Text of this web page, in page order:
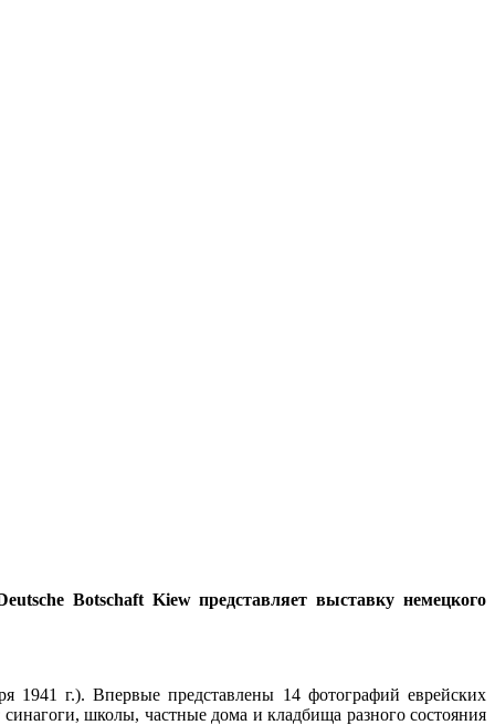
Botschaft Kiew представляет выставку немецкого
1941 г.). Впервые представлены 14 фотографий еврейских
школы, частные дома и кладбища разного состояния